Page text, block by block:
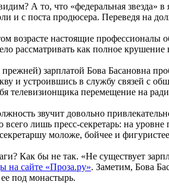
А то, что «федеральная звезда» в
и с поста продюсера. Переведя на
возрасте настоящие профессионалы
рассматривать как полное крушение
зарплатой Бова Басановна
и устроившись в службу связей с
телевизионщика перемещение на
звучит довольно
лишь пресс-секретарь: на
моложе, бойчее и
Как бы не так. «Не существует
на сайте «Проза.ру». Заметим, Бова
под монастырь.